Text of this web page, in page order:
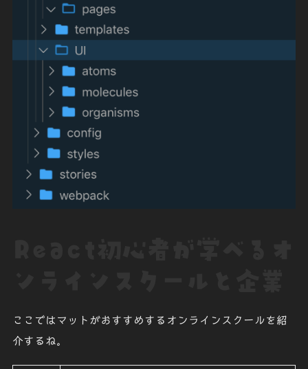
ここではマットがおすすめするオンラインスクールを紹
介するね。